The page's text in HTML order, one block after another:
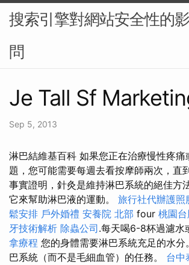
搜索引擎對網站安全性的
問
Je Tall Sf
Sep 5, 2013
淋巴結維基百科 如果您正在治療慢性疼痛
題，您可能需要每週去看按摩師兩次，直
事實證明，針灸是維持淋巴系統的絕佳方
它來幫助淋巴液的運動。 旅行社代辦護照
鬆安排 戶外婚禮 安養院 北部 four 桃園
牙技術解析 除蟲公司.每天喝6-8杯過濾水
拿療程 您的身體需要淋巴系統充足的水
巴系統（而不是毛細血管）的任務。 台中